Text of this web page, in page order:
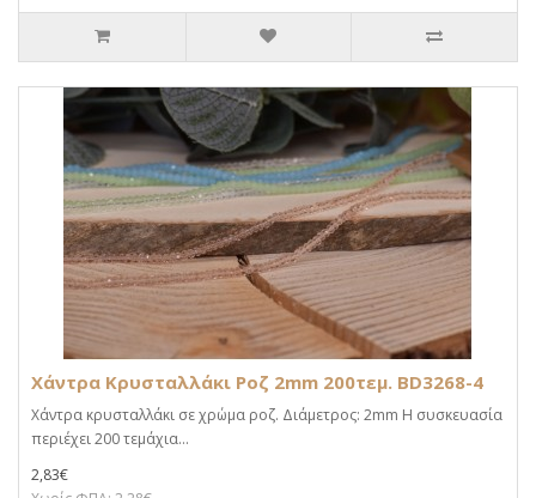
Χάντρα Κρυσταλλάκι Ροζ 2mm 200τεμ. BD3268-4
Χάντρα κρυσταλλάκι σε χρώμα ροζ. Διάμετρος: 2mm Η συσκευασία
περιέχει 200 τεμάχια...
2,83€